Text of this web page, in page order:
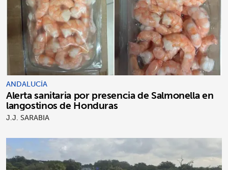
ANDALUCÍA
Alerta sanitaria por presencia de Salmonella en
langostinos de Honduras
J.J. SARABIA